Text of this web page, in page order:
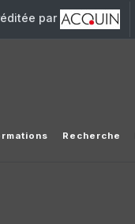
par
Recherche